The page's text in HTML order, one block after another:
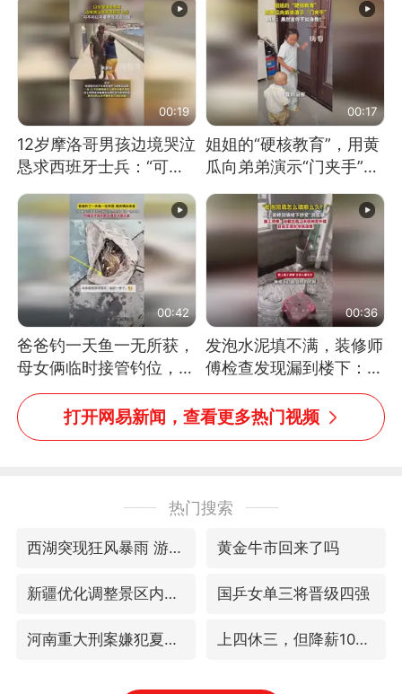
到又舞又武的？
00:19
12岁摩洛哥男孩边境哭泣
恳求西班牙士兵：“可不
00:17
姐姐的“硬核教育”，用黄
瓜向弟弟演示“门夹手”，
教！
00:42
爸爸钓一天鱼一无所获，
母女俩临时接管钓位，用
玩具鱼竿钓上大鱼
00:36
发泡水泥填不满，装修师
傅检查发现漏到楼下：出
风口未延伸到外墙
打开网易新闻，查看更多热门视频
热门搜索
西湖突现狂风暴雨 游客瞬间被浇透 黄金牛市回来了吗
新疆优化调整景区内自驾服务费 国乒女单三将晋级四强
河南重大刑案嫌犯夏某钢落网 上四休三，但降薪1000元，你接受吗？